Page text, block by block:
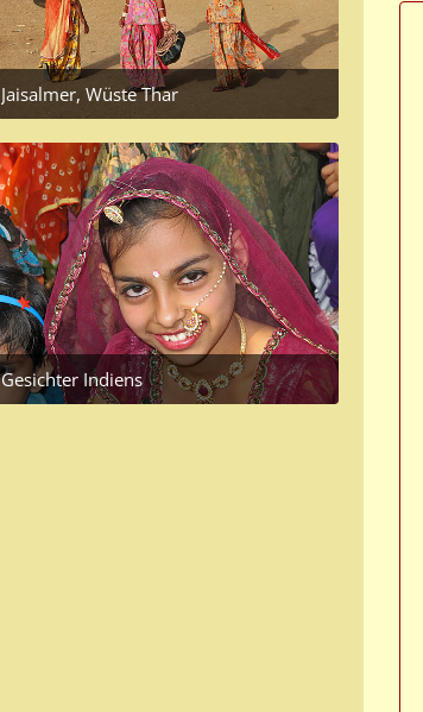
Jaisalmer, Wüste Thar
June 17, 2016 at 7:23 AM
1
Gesichter Indiens
June 7, 2016 at 10:14 AM